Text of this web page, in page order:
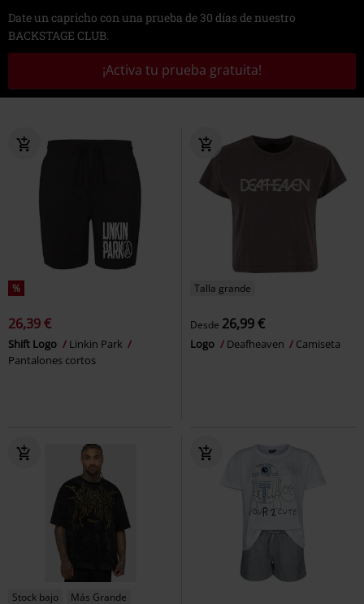
Date un capricho con una prueba de 30 días de nuestro
BACKSTAGE CLUB.
¡Activa tu prueba gratuita!
%
26,39 €
Shift Logo
Linkin Park
Pantalones cortos
Talla grande
Desde 26,99 €
Logo Deafheaven Camiseta
Stock bajo Más Grande